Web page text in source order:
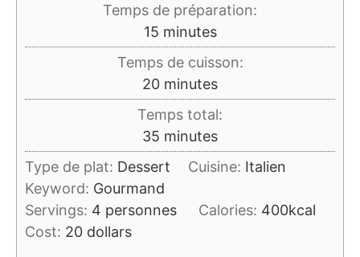
Temps de préparation:
15minutes
minutes
Temps de cuisson:
20minutes
minutes
Temps total:
35 minutes
minutes
Type de plat: Dessert Cuisine: Italien
Keyword: Gourmand
Servings: 4 personnes Calories: 400kcal
Cost: 20 dollars